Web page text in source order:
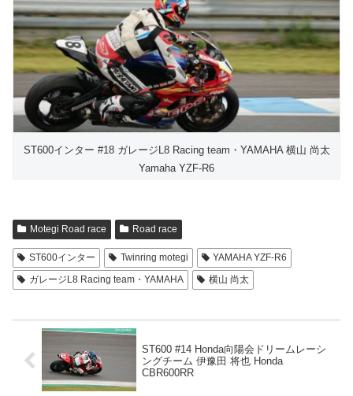
ST600インター #18 ガレージL8 Racing team・YAMAHA 横山 尚太
Yamaha YZF-R6
Motegi Road race Road race
ST600インター Twinring motegi
YAMAHA YZF-R6
ガレージL8 Racing team・YAMAHA
横山 尚太
ST600 #14 Honda向陽会ドリームレーシ
ングチーム 伊豫田 将也 Honda
CBR600RR